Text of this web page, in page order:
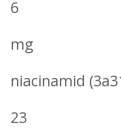
6
mg
niacinamid
23